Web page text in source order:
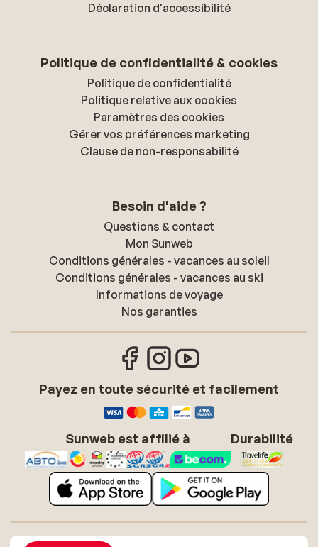
Déclaration d'accessibilité
Politique de confidentialité & cookies
Politique de confidentialité
Politique relative aux cookies
Paramètres des cookies
Gérer vos préférences marketing
Clause de non-responsabilité
Besoin d'aide ?
Questions & contact
Mon Sunweb
Conditions générales - vacances au soleil
Conditions générales - vacances au ski
Informations de voyage
Nos garanties
Payez en toute sécurité et facilement
Sunweb est affilié à Durabilité
À propos de Sunweb